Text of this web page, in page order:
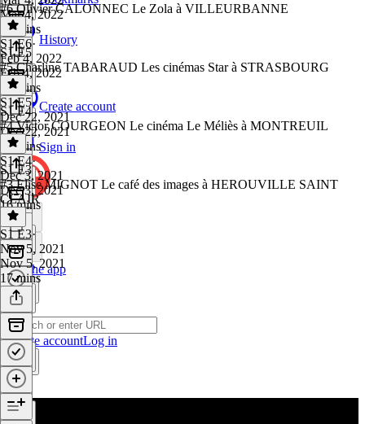
History
Create account
Sign in
Get the app
Create accountLog in
Mar 4, 2022
20 mins
#6 Olivier CALONNEC Le Zola à VILLEURBANNE
S1 E6·
Feb 4, 2022
Feb 4, 2022
18 mins
S1 E5
#5 Charline TABARAUD Les cinémas Star à STRASBOURG
S1 E5·
Dec 22, 2021
Dec 22, 2021
17 mins
S1 E4
#4 Victor COURGEON Le cinéma Le Méliès à MONTREUIL
S1 E4·
Dec 3, 2021
Dec 3, 2021
16 mins
S1 E3
#3 Elise MIGNOT Le café des images à HEROUVILLE SAINT
CLAIR
S1 E3·
Nov 5, 2021
Nov 5, 2021
17 mins